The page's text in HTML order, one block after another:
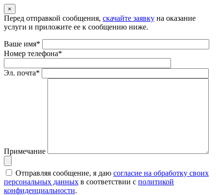
×
Перед отправкой сообщения, скачайте заявку на оказание
услуги и приложите ее к сообщению ниже.
Ваше имя*
Номер телефона*
Эл. почта*
Примечание
Отправляя сообщение, я даю согласие на обработку своих
персональных данных в соответствии с политикой
конфиденциальности.